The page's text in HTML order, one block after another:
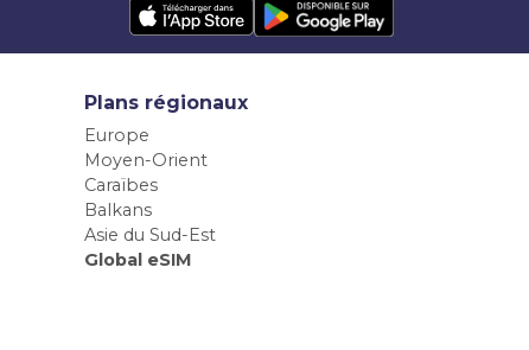
Plans régionaux
Europe
Moyen-Orient
Caraïbes
Balkans
Asie du Sud-Est
Global eSIM